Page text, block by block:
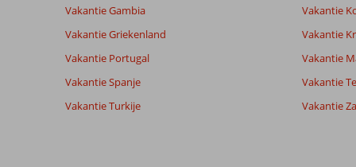
Wifi
Ervaringen
van onze
klanten
Taal
Vakantie Gambia
Vakantie Griekenland
Vakantie Portugal
Vakantie Spanje
Vakantie Turkije
Vakantie
Vakantie
Vakantie
Vakantie
Vakantie